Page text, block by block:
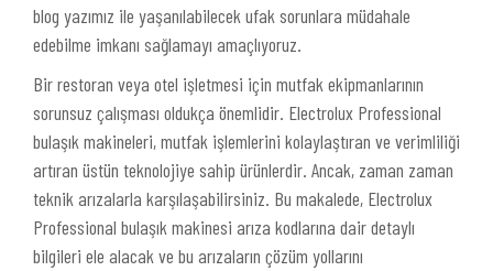
blog yazımız ile yaşanılabilecek ufak sorunlara müdahale
edebilme imkanı sağlamayı amaçlıyoruz.
Bir restoran veya otel işletmesi için mutfak ekipmanlarının
sorunsuz çalışması oldukça önemlidir. Electrolux Professional
bulaşık makineleri, mutfak işlemlerini kolaylaştıran ve verimliliği
artıran üstün teknolojiye sahip ürünlerdir. Ancak, zaman zaman
teknik arızalarla karşılaşabilirsiniz. Bu makalede, Electrolux
Professional bulaşık makinesi arıza kodlarına dair detaylı
bilgileri ele alacak ve bu arızaların çözüm yollarını